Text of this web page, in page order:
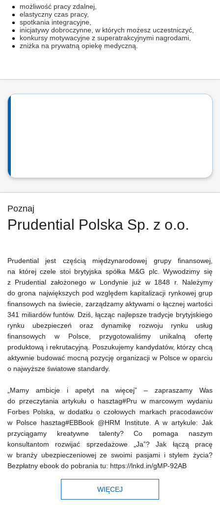
możliwość pracy zdalnej,
elastyczny czas pracy,
spotkania integracyjne,
inicjatywy dobroczynne, w których możesz uczestniczyć,
konkursy motywacyjne z superatrakcyjnymi nagrodami,
zniżka na prywatną opiekę medyczną.
Poznaj
Prudential Polska Sp. z o.o.
Prudential jest częścią międzynarodowej grupy finansowej,
na której czele stoi brytyjska spółka M&G plc. Wywodzimy się
z Prudential założonego w Londynie już w 1848 r. Należymy
do grona największych pod względem kapitalizacji rynkowej grup
finansowych na świecie, zarządzamy aktywami o łącznej wartości
341 miliardów funtów. Dziś, łącząc najlepsze tradycje brytyjskiego
rynku ubezpieczeń oraz dynamikę rozwoju rynku usług
finansowych w Polsce, przygotowaliśmy unikalną ofertę
produktową i rekrutacyjną. Poszukujemy kandydatów, którzy chcą
aktywnie budować mocną pozycję organizacji w Polsce w oparciu
o najwyższe światowe standardy.
„Mamy ambicje i apetyt na więcej” – zapraszamy Was
do przeczytania artykułu o hasztag#Pru w marcowym wydaniu
Forbes Polska, w dodatku o czołowych markach pracodawców
w Polsce hasztag#EBBook @HRM Institute. A w artykule: Jak
przyciągamy kreatywne talenty? Co pomaga naszym
konsultantom rozwijać sprzedażowe „Ja”? Jak łączą pracę
w branży ubezpieczeniowej ze swoimi pasjami i stylem życia?
Bezpłatny ebook do pobrania tu: https://lnkd.in/gMP-92AB
WIĘCEJ